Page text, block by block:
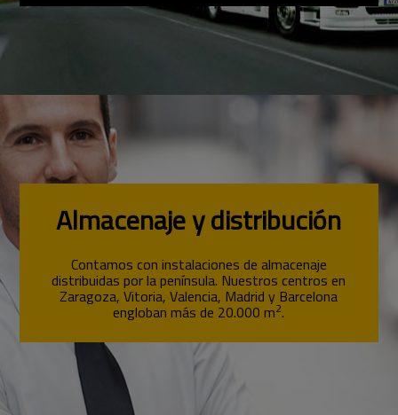
Almacenaje y distribución
Contamos con instalaciones de almacenaje
distribuidas por la península. Nuestros centros en
Zaragoza, Vitoria, Valencia, Madrid y Barcelona
engloban más de 20.000 m2.